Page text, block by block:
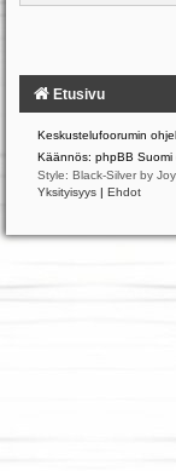
Etusivu
Keskustelufoorumin
Käännös: phpBB Suomi
Style: Black-Silver by
Yksityisyys | Ehdot